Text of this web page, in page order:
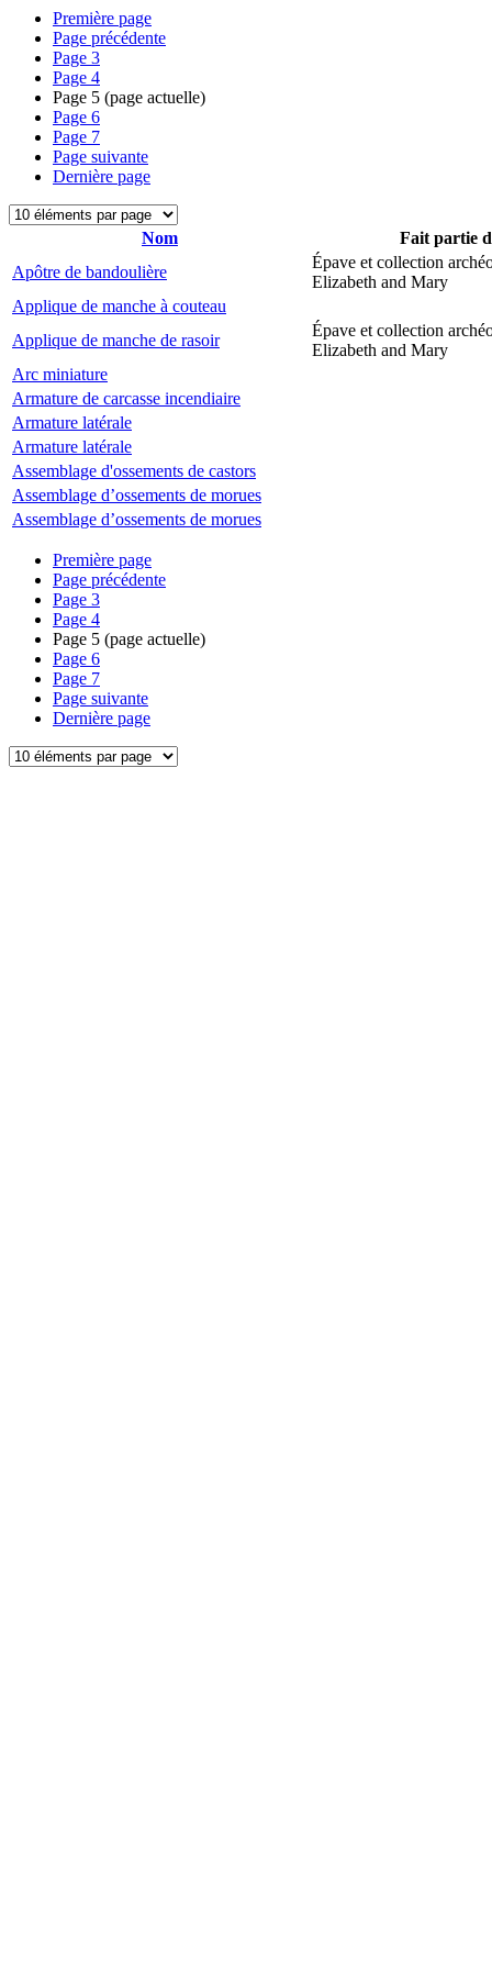
Première page
Page précédente
Page 3
Page 4
Page 5 (page actuelle)
Page 6
Page 7
Page suivante
Dernière page
Nom
Fait partie
Apôtre de bandoulière
Épave et collection
Elizabeth and Mary
Applique de manche à couteau
Applique de manche de rasoir
Épave et collection
Elizabeth and Mary
Arc miniature
Armature de carcasse incendiaire
Armature latérale
Armature latérale
Assemblage d'ossements de castors
Assemblage d’ossements de morues
Assemblage d’ossements de morues
Première page
Page précédente
Page 3
Page 4
Page 5 (page actuelle)
Page 6
Page 7
Page suivante
Dernière page